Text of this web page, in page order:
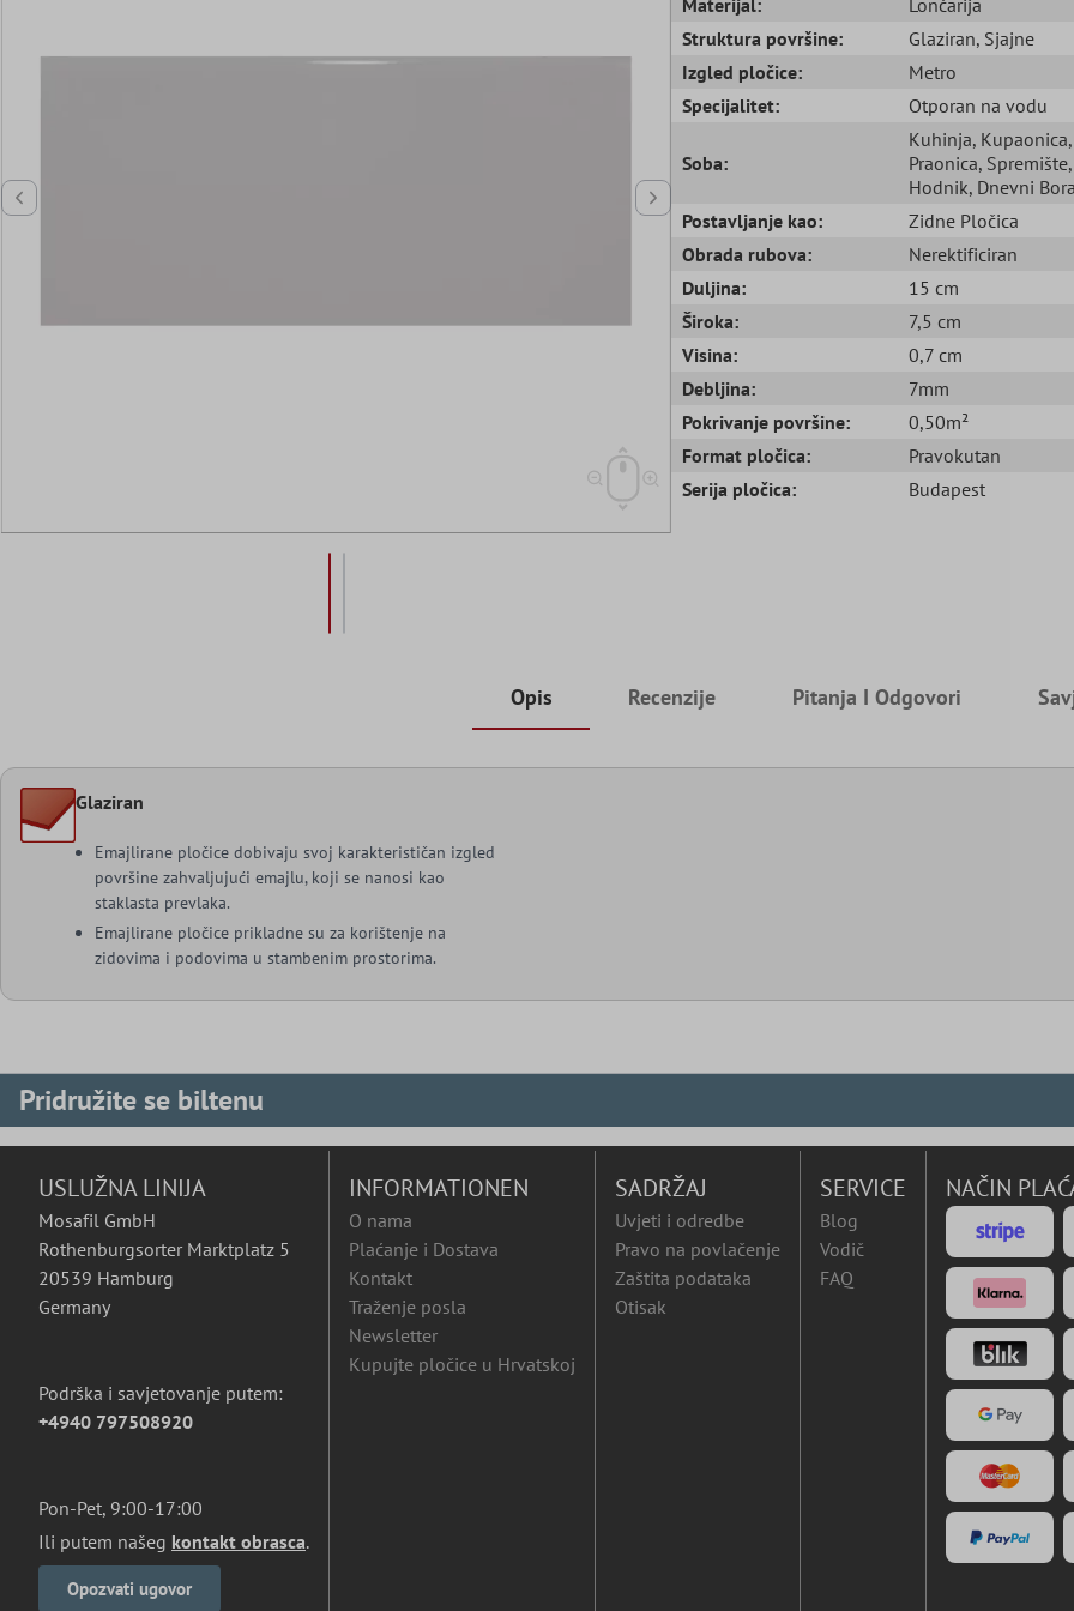
Struktura površine:
Glaziran, Sjajne
Izgled pločice:
Metro
Specijalitet:
Otporan na vodu
Soba:
Kuhinja, Kupaonica,
Praonica, Spremište,
Hodnik, Dnevni
Postavljanje kao:
Zidne Pločica
Obrada rubova:
Nerektificiran
Duljina:
15 cm
Široka:
7,5 cm
Visina:
0,7 cm
Debljina:
7mm
Pokrivanje površine:
0,50m²
Format pločica:
Pravokutan
Serija pločica:
Budapest
Opis Recenzije Pitanja I Odgovori
Glaziran
Emajlirane pločice dobivaju svoj karakterističan izgled
površine zahvaljujući emajlu, koji se nanosi kao
staklasta prevlaka.
Emajlirane pločice prikladne su za korištenje na
zidovima i podovima u stambenim prostorima.
Pridružite se biltenu
USLUŽNA LINIJA
Mosafil GmbH
Rothenburgsorter Marktplatz 5
20539 Hamburg
Germany
Podrška i savjetovanje putem:
+4940 797508920
Pon-Pet, 9:00-17:00
Ili putem našeg kontakt obrasca.
Opozvati ugovor
INFORMATIONEN
O nama
Plaćanje i Dostava
Kontakt
Traženje posla
Newsletter
Kupujte pločice u Hrvatskoj
SADRŽAJ
Uvjeti i odredbe
Pravo na povlačenje
Zaštita podataka
Otisak
SERVICE
Blog
Vodič
FAQ
NAČIN